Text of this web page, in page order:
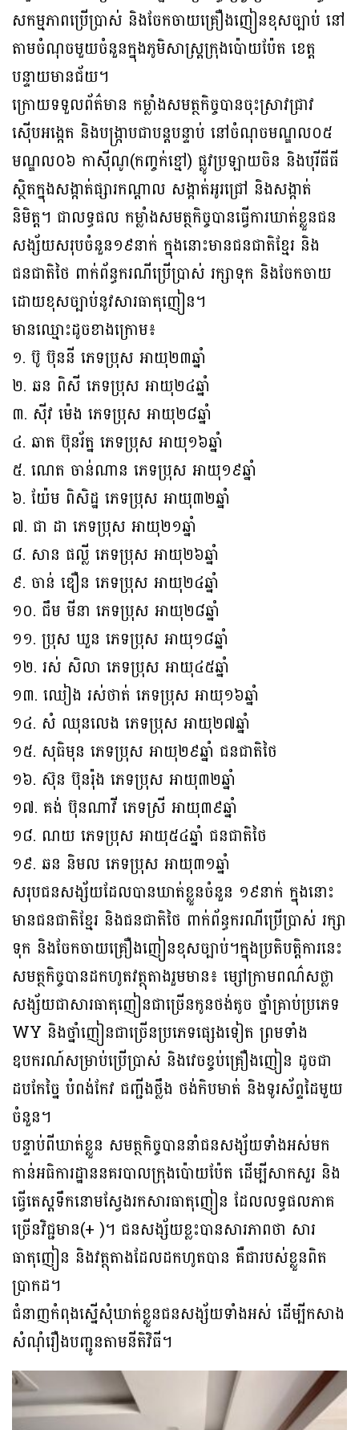
សកម្មភាពប្រើប្រាស់ និងចែកចាយគ្រឿងញៀនខុសច្បាប់ នៅ
តាមចំណុចមួយចំនួនក្នុងភូមិសាស្ត្រក្រុងប៉ោយប៉ែត ខេត្ត
បន្ទាយមានជ័យ។
ក្រោយទទួលព័ត៌មាន កម្លាំងសមត្ថកិច្ចបានចុះស្រាវជ្រាវ
ស៉ើបអង្កេត និងបង្ក្រាបជាបន្តបន្ទាប់ នៅចំណុចមណ្ឌល០៥
មណ្ឌល០៦ កាស៊ីណូ(កញ្ចក់ខ្មៅ) ផ្លូវប្រឡាយចិន និងបុរីធីធី
ស្ថិតក្នុងសង្កាត់ផ្សារកណ្ដាល សង្កាត់អូរជ្រៅ និងសង្កាត់
និមិត្ត។ ជាលទ្ធផល កម្លាំងសមត្ថកិច្ចបានធ្វើការឃាត់ខ្លួនជន
សង្ស័យសរុបចំនួន១៩នាក់ ក្នុងនោះមានជនជាតិខ្មែរ និង
ជនជាតិថៃ ពាក់ព័ន្ធករណីប្រើប្រាស់ រក្សាទុក និងចែកចាយ
ដោយខុសច្បាប់នូវសារធាតុញៀន។
មានឈ្មោះដូចខាងក្រោម៖
១. ប៊ូ ប៊ុននី ភេទប្រុស អាយុ២៣ឆ្នាំ
២. ឆន ពិសី ភេទប្រុស អាយុ២៤ឆ្នាំ
៣. ស៊ីវ ម៉េង ភេទប្រុស អាយុ២៨ឆ្នាំ
៤. ឆាត ប៊ុនរ័ត្ន ភេទប្រុស អាយុ១៦ឆ្នាំ
៥. ណេត ចាន់ណាន ភេទប្រុស អាយុ១៩ឆ្នាំ
៦. យ៉ែម ពិសិដ្ឋ ភេទប្រុស អាយុ៣២ឆ្នាំ
៧. ជា ដា ភេទប្រុស អាយុ២១ឆ្នាំ
៨. សាន ផល្លី ភេទប្រុស អាយុ២៦ឆ្នាំ
៩. ចាន់ ឌឿន ភេទប្រុស អាយុ២៤ឆ្នាំ
១០. ជឹម មីនា ភេទប្រុស អាយុ២៨ឆ្នាំ
១១. ប្រុស ឃួន ភេទប្រុស អាយុ១៨ឆ្នាំ
១២. រស់ សិលា ភេទប្រុស អាយុ៤៥ឆ្នាំ
១៣. ឈៀង រស់ថាត់ ភេទប្រុស អាយុ១៦ឆ្នាំ
១៤. សំ ឈុនលេង ភេទប្រុស អាយុ២៧ឆ្នាំ
១៥. សុធិមុន ភេទប្រុស អាយុ២៩ឆ្នាំ ជនជាតិថៃ
១៦. ស៊ុន ប៊ុនរ៉ុង ភេទប្រុស អាយុ៣២ឆ្នាំ
១៧. គង់ ប៊ុនណាវី ភេទស្រី អាយុ៣៩ឆ្នាំ
១៨. ណយ ភេទប្រុស អាយុ៥៤ឆ្នាំ ជនជាតិថៃ
១៩. ឆន និមល ភេទប្រុស អាយុ៣១ឆ្នាំ
សរុបជនសង្ស័យដែលបានឃាត់ខ្លួនចំនួន ១៩នាក់ ក្នុងនោះ
មានជនជាតិខ្មែរ និងជនជាតិថៃ ពាក់ព័ន្ធករណីប្រើប្រាស់ រក្សា
ទុក និងចែកចាយគ្រឿងញៀនខុសច្បាប់។ក្នុងប្រតិបត្តិការនេះ
សមត្ថកិច្ចបានដកហូតវត្ថុតាងរួមមាន៖ ម្សៅក្រាមពណ៌សថ្លា
សង្ស័យជាសារធាតុញៀនជាច្រើនកូនថង់តូច ថ្នាំគ្រាប់ប្រភេទ
WY និងថ្នាំញៀនជាច្រើនប្រភេទផ្សេងទៀត ព្រមទាំង
ឧបករណ៍សម្រាប់ប្រើប្រាស់ និងវេចខ្ចប់គ្រឿងញៀន ដូចជា
ដបកែច្នៃ បំពង់កែវ ជញ្ជីងថ្លឹង ថង់កិបមាត់ និងទូរស័ព្ទដៃមួយ
ចំនួន។
បន្ទាប់ពីឃាត់ខ្លួន សមត្ថកិច្ចបាននាំជនសង្ស័យទាំងអស់មក
កាន់អធិការដ្ឋាននគរបាលក្រុងប៉ោយប៉ែត ដើម្បីសាកសួរ និង
ធ្វើតេស្តទឹកនោមស្វែងរកសារធាតុញៀន ដែលលទ្ធផលភាគ
ច្រើនវិជ្ជមាន(+ )។ ជនសង្ស័យខ្លះបានសារភាពថា សារ
ធាតុញៀន និងវត្ថុតាងដែលដកហូតបាន គឺជារបស់ខ្លួនពិត
ប្រាកដ។
ជំនាញកំពុងស្នើសុំឃាត់ខ្លួនជនសង្ស័យទាំងអស់ ដើម្បីកសាង
សំណុំរឿងបញ្ជូនតាមនីតិវិធី។